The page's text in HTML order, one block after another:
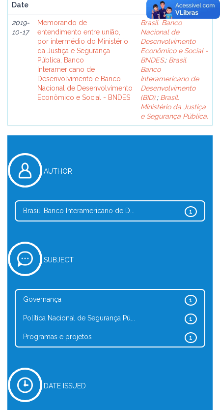
Date
2019-
10-17
Memorando de
entendimento entre união,
por intermédio do Ministério
da Justiça e Segurança
Pública, Banco
Interamericano de
Desenvolvimento e Banco
Nacional de Desenvolvimento
Econômico e Social - BNDES
Brasil. Banco
Nacional de
Desenvolvimento
Econômico e Social -
BNDES.; Brasil.
Banco
Interamericano de
Desenvolvimento
(BID).; Brasil.
Ministério da Justiça
e Segurança Pública.
AUTHOR
1
Brasil. Banco Interamericano de D...
SUBJECT
1
Governança
1
Política Nacional de Segurança Pú...
1
Programas e projetos
DATE ISSUED